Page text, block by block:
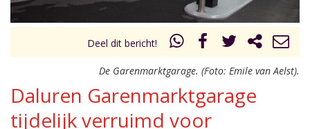
Deel dit bericht!
De Garenmarktgarage. (Foto: Emile van Aelst).
Daluren Garenmarktgarage
tijdelijk verruimd voor